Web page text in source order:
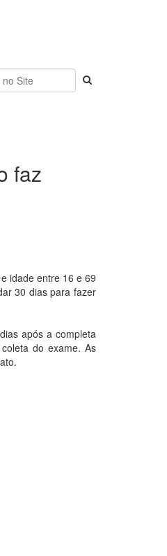
faz
idade entre 16 e 69
30 dias para fazer
após a completa
do exame. As